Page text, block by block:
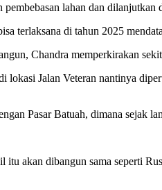
lahan dan dilanjutkan
terlaksana di tahun 2025
Chandra memperkirakan
lokasi Jalan Veteran nantinya
Pasar Batuah, dimana sejak
itu akan dibangun sama seperti